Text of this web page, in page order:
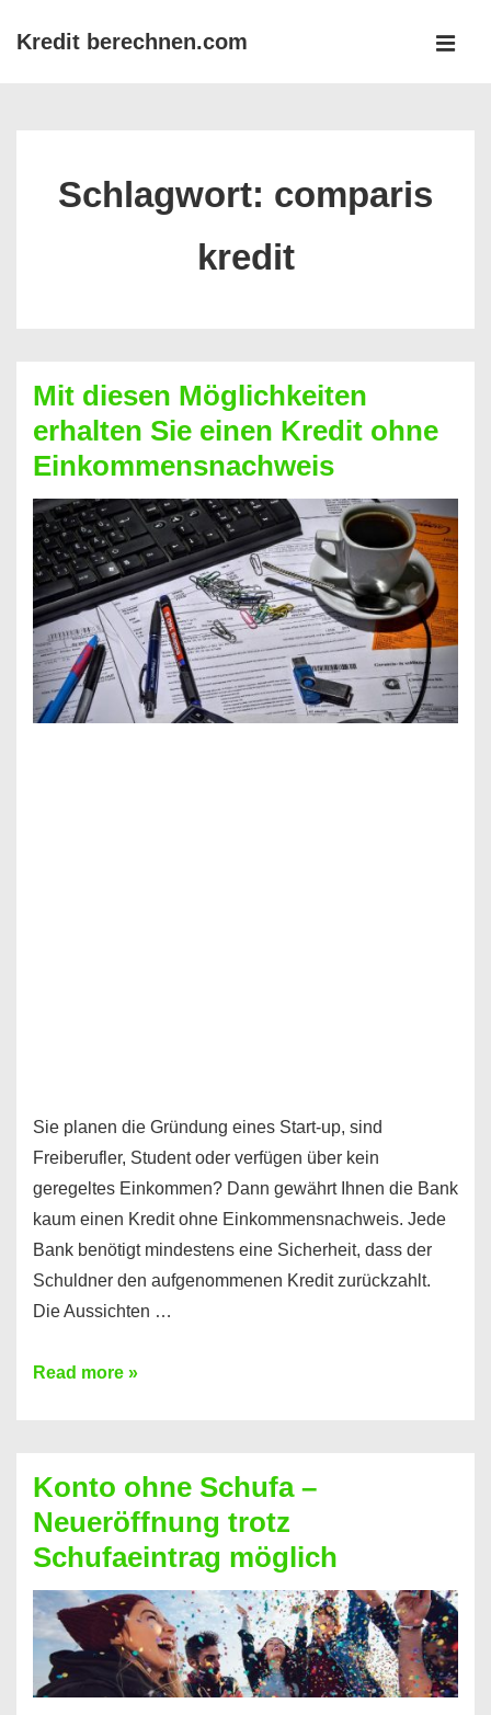
ZumKredit berechnen.com
Schlagwort: comparis
kredit
Mit diesen Möglichkeiten
erhalten Sie einen Kredit ohne
Einkommensnachweis
Sie planen die Gründung eines Start-up, sind
Freiberufler, Student oder verfügen über kein
geregeltes Einkommen? Dann gewährt Ihnen die Bank
kaum einen Kredit ohne Einkommensnachweis. Jede
Bank benötigt mindestens eine Sicherheit, dass der
Schuldner den aufgenommenen Kredit zurückzahlt.
Die Aussichten …
Mit
Sie
einen
Kredit
ohne
Einkommensnachweis
Read more »
Konto ohne Schufa –
Neueröffnung trotz
Schufaeintrag möglich